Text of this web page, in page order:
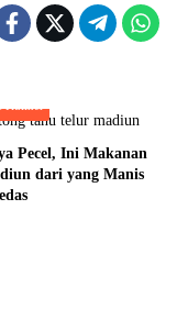
Pecel, Ini Makanan
dari yang Manis